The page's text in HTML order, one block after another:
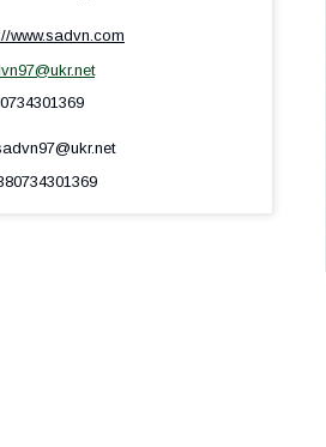
www.sadvn.com